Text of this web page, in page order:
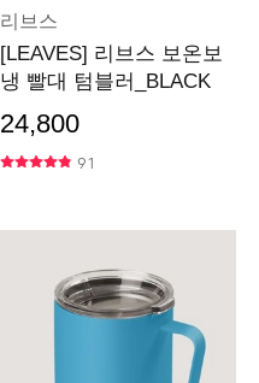
리브스
[LEAVES] 리브스 보온보
냉 빨대 텀블러_BLACK
24,800
91